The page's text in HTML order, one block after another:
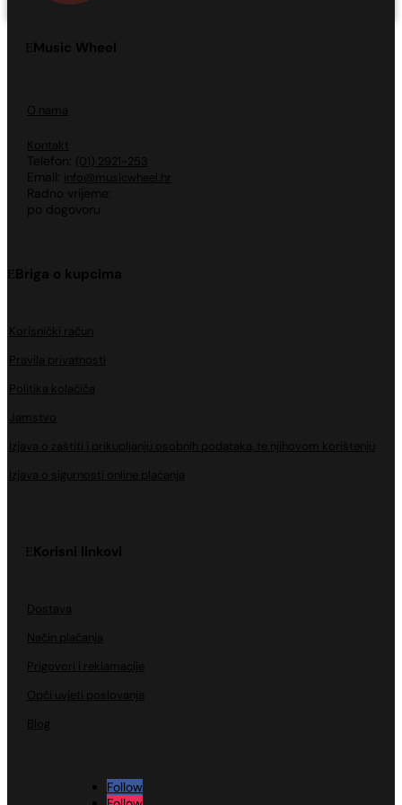
Music Wheel
O nama
Kontakt
Telefon: (01) 2921-253
Email: info@musicwheel.hr
Radno vrijeme:
po dogovoru
Briga o kupcima
Korisnički račun
Pravila privatnosti
Politika kolačića
Jamstvo
Izjava o zaštiti i prikupljanju osobnih podataka, te njihovom korištenju
Izjava o sigurnosti online plaćanja
Korisni linkovi
Dostava
Način plaćanja
Prigovori i reklamacije
Opći uvjeti poslovanja
Blog
Follow